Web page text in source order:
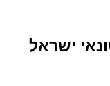
ישראל